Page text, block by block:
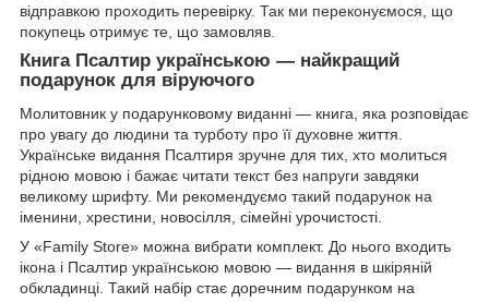
відправкою проходить перевірку. Так ми переконуємося, що
покупець отримує те, що замовляв.
Книга Псалтир українською — найкращий
подарунок для віруючого
Молитовник у подарунковому виданні — книга, яка розповідає
про увагу до людини та турботу про її духовне життя.
Українське видання Псалтиря зручне для тих, хто молиться
рідною мовою і бажає читати текст без напруги завдяки
великому шрифту. Ми рекомендуємо такий подарунок на
іменини, хрестини, новосілля, сімейні урочистості.
У «Family Store» можна вибрати комплект. До нього входить
ікона і Псалтир українською мовою — видання в шкіряній
обкладинці. Такий набір стає доречним подарунком на